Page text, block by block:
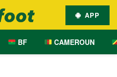
APP
BF CAMEROUN